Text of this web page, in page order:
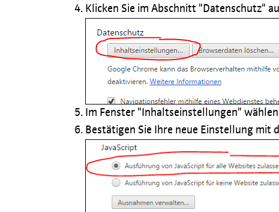
Klicken Sie im Abschnitt "Datenschutz"
Im Fenster "Inhaltseinstellungen"
Bestätigen Sie Ihre neue Einstellung mit